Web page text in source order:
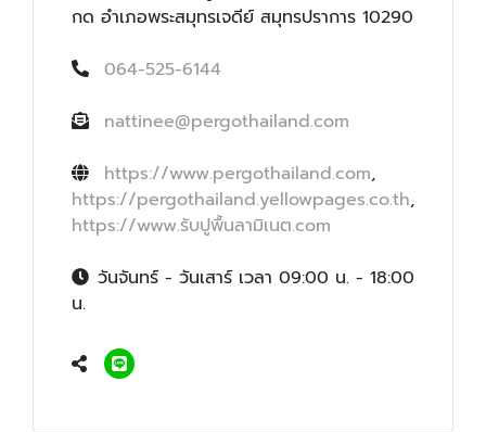
กด อำเภอพระสมุทรเจดีย์ สมุทรปราการ 10290
064-525-6144
nattinee@pergothailand.com
https://www.pergothailand.com,
https://pergothailand.yellowpages.co.th,
https://www.รับปูพื้นลามิเนต.com
วันจันทร์ - วันเสาร์ เวลา 09:00 น. - 18:00
น.